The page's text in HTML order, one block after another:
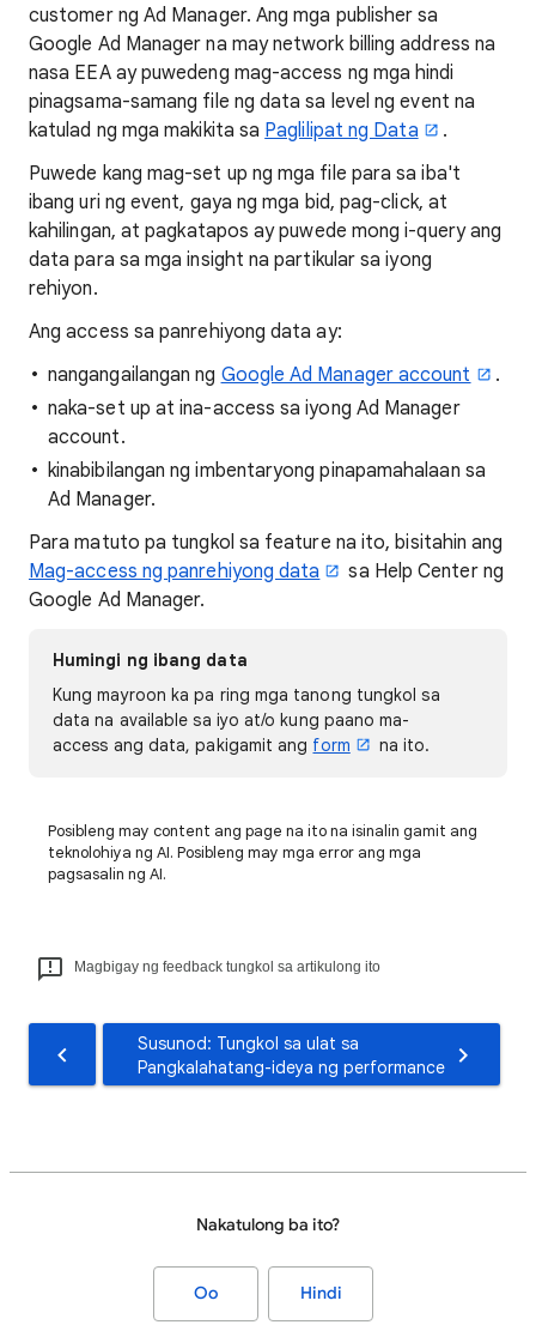
customer ng Ad Manager. Ang mga publisher sa
Google Ad Manager na may network billing address na
nasa EEA ay puwedeng mag-access ng mga hindi
pinagsama-samang file ng data sa level ng event na
katulad ng mga makikita sa Paglilipat ng Data
.
Puwede kang mag-set up ng mga file para sa iba't
ibang uri ng event, gaya ng mga bid, pag-click, at
kahilingan, at pagkatapos ay puwede mong i-query ang
data para sa mga insight na partikular sa iyong
rehiyon.
Ang access sa panrehiyong data ay:
nangangailangan ng Google Ad Manager account
.
naka-set up at ina-access sa iyong Ad Manager
account.
kinabibilangan ng imbentaryong pinapamahalaan sa
Ad Manager.
Para matuto pa tungkol sa feature na ito, bisitahin ang
Mag-access ng panrehiyong data
sa Help Center ng
Google Ad Manager.
Humingi ng ibang data
Kung mayroon ka pa ring mga tanong tungkol sa
data na available sa iyo at/o kung paano ma-
access ang data, pakigamit ang form na ito.
Posibleng may content ang page na ito na isinalin gamit ang
teknolohiya ng AI. Posibleng may mga error ang mga
pagsasalin ng AI.
Magbigay ng feedback tungkol sa artikulong ito
Susunod: Tungkol sa ulat sa
Pangkalahatang-ideya ng performance
Nakatulong ba ito?
Oo Hindi